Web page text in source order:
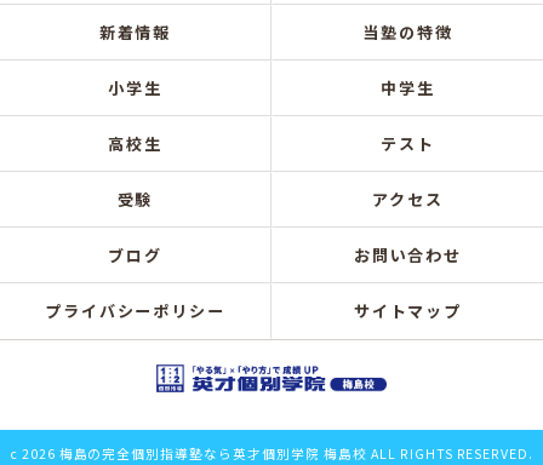
新着情報 当塾の特徴
小学生 中学生
高校生 テスト
受験 アクセス
ブログ お問い合わせ
プライバシーポリシー サイトマップ
c 2026 梅島の完全個別指導塾なら英才個別学院 梅島校 ALL RIGHTS RESERVED.